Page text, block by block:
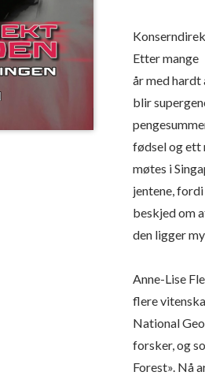
Etter mange
år med
blir
fødsel og ett
møtes i
jentene,
beskjed om
den ligger
Anne-Lise
flere
National
forsker, og
Forest». Nå